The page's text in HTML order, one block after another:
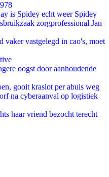
is Spidey echt weer Spidey
zorgprofessional Jan
vastgelegd in cao's, moet
oogst door aanhoudende
gooit kraslot per abuis weg
na cyberaanval op logistiek
haar vriend bezocht terecht